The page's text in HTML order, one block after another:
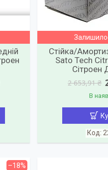
Стійка/
Sato Tech
2 653,91 ₴
В
–18%